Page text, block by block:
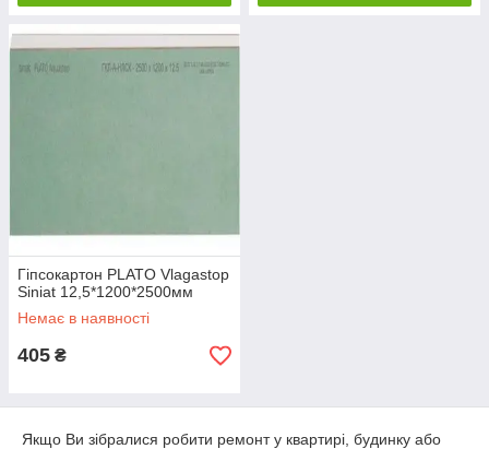
Гіпсокартон PLATO Vlagastop
Siniat 12,5*1200*2500мм
Немає в наявності
405 ₴
Якщо Ви зібралися робити ремонт у квартирі, будинку або